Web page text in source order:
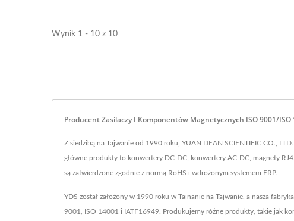
Wynik 1 - 10 z 10
Producent Zasilaczy I Komponentów Magnetycznych ISO 9001/ISO
Z siedzibą na Tajwanie od 1990 roku, YUAN DEAN SCIENTIFIC CO.,
główne produkty to konwertery DC-DC, konwertery AC-DC, magnety
są zatwierdzone zgodnie z normą RoHS i wdrożonym systemem ERP.
YDS został założony w 1990 roku w Tainanie na Tajwanie, a nasza
9001, ISO 14001 i IATF16949. Produkujemy różne produkty, takie jak